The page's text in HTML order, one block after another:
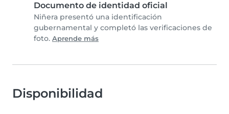
Documento de identidad oficial
Niñera presentó una identificación
gubernamental y completó las verificaciones de
foto. Aprende más
Disponibilidad